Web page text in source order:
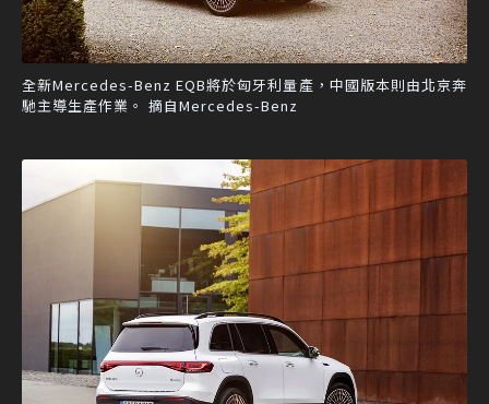
全新Mercedes-Benz EQB將於匈牙利量產，中國版本則由北京奔
馳主導生產作業。 摘自Mercedes-Benz